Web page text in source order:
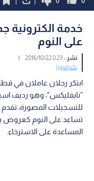
خدمة الكترونية
على النوم
نشر :0:23 2016/10/22
|
تكنولوجيا
ابتكر رجلان عاملان في
"نابفليكس"، وهو رديف
للتسجيلات المصورة،
تساعد على النوم كعروض
المساعدة على الاسترخاء.